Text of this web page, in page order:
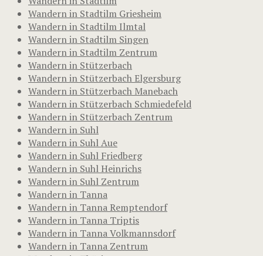
Wandern in Stadtilm Griesheim
Wandern in Stadtilm Ilmtal
Wandern in Stadtilm Singen
Wandern in Stadtilm Zentrum
Wandern in Stützerbach
Wandern in Stützerbach Elgersburg
Wandern in Stützerbach Manebach
Wandern in Stützerbach Schmiedefeld
Wandern in Stützerbach Zentrum
Wandern in Suhl
Wandern in Suhl Aue
Wandern in Suhl Friedberg
Wandern in Suhl Heinrichs
Wandern in Suhl Zentrum
Wandern in Tanna
Wandern in Tanna Remptendorf
Wandern in Tanna Triptis
Wandern in Tanna Volkmannsdorf
Wandern in Tanna Zentrum